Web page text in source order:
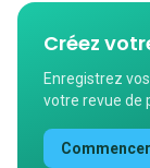
Créez
Enregistrez
votre revue de
Commencer